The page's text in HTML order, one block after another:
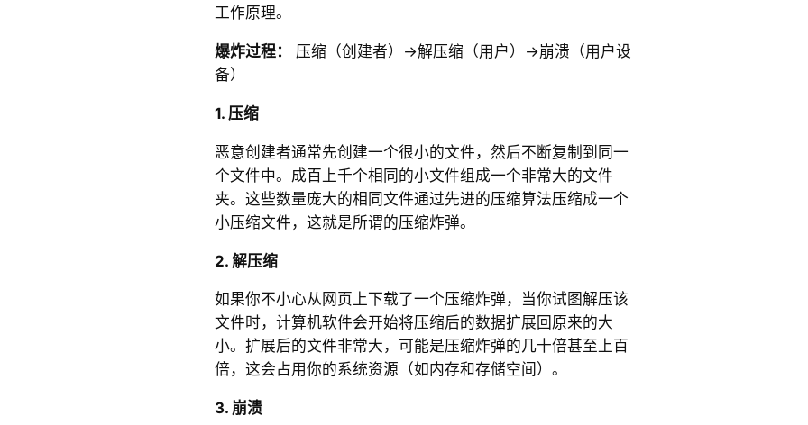
工作原理。
爆炸过程：
压缩（创建者）→解压缩（用户）→崩溃（用户设
备）
1. 压缩
恶意创建者通常先创建一个很小的文件，然后不断复制到同一
个文件中。成百上千个相同的小文件组成一个非常大的文件
夹。这些数量庞大的相同文件通过先进的压缩算法压缩成一个
小压缩文件，这就是所谓的压缩炸弹。
2. 解压缩
如果你不小心从网页上下载了一个压缩炸弹，当你试图解压该
文件时，计算机软件会开始将压缩后的数据扩展回原来的大
小。扩展后的文件非常大，可能是压缩炸弹的几十倍甚至上百
倍，这会占用你的系统资源（如内存和存储空间）。
3. 崩溃